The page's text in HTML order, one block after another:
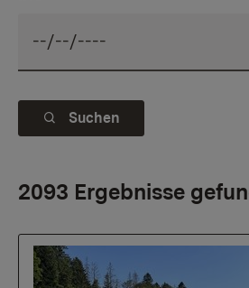
Suchen
2093 Ergebnisse